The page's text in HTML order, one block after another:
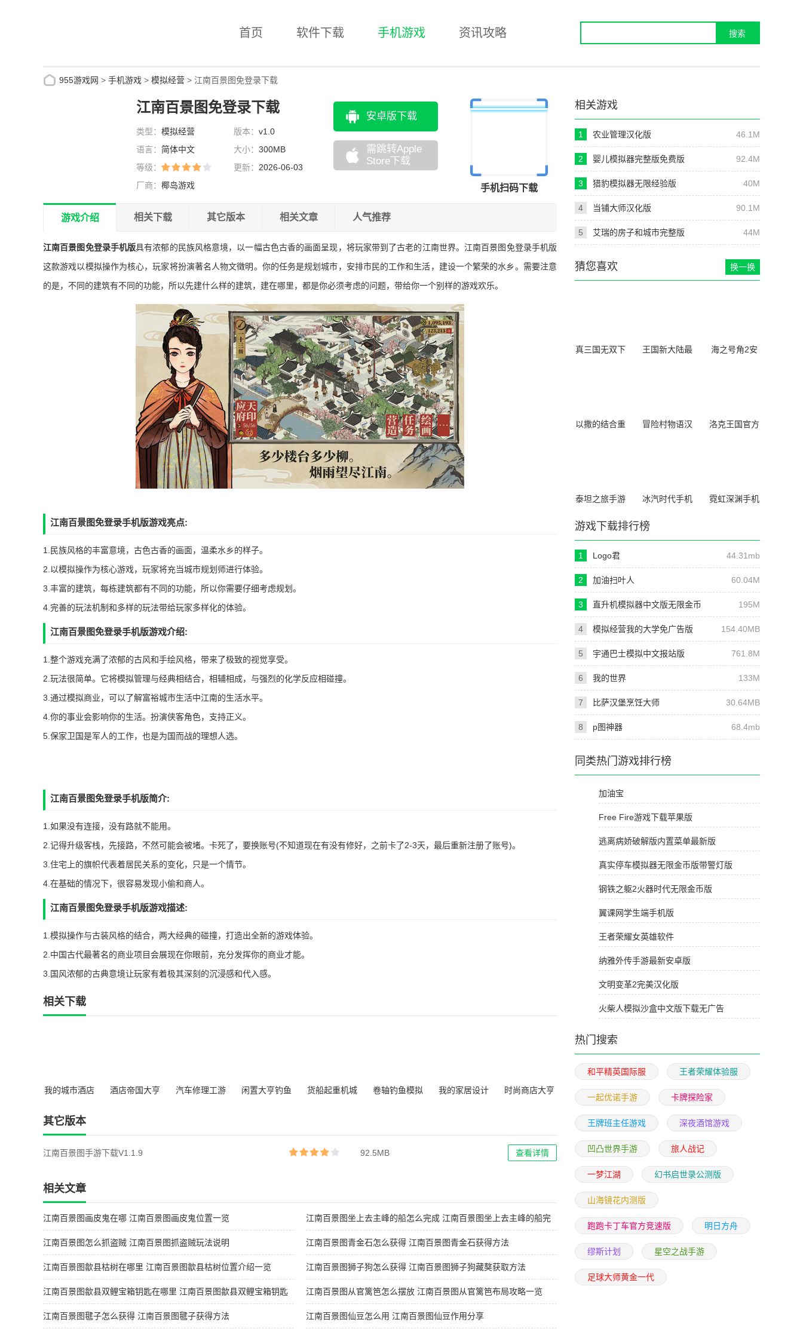
首页 软件下载 手机游戏 资讯攻略
955游戏网 > 手机游戏 > 模拟经营 > 江南百景图免登录下载
江南百景图免登录下载
类型： 模拟经营 版本： v1.0
语言： 简体中文 大小： 300MB
等级：
更新： 2026-06-03
厂商： 椰岛游戏
安卓版下载
需跳转Apple
Store下载
手机扫码下载
游戏介绍 相关下载 其它版本 相关文章 人气推荐
江南百景图免登录手机版具有浓郁的民族风格意境，以一幅古色古香的画面呈现，将玩家带到了古老的江南世界。江南百景图免登录手机版
这款游戏以模拟操作为核心，玩家将扮演著名人物文徵明。你的任务是规划城市，安排市民的工作和生活，建设一个繁荣的水乡。需要注意
的是，不同的建筑有不同的功能，所以先建什么样的建筑，建在哪里，都是你必须考虑的问题，带给你一个别样的游戏欢乐。
江南百景图免登录手机版游戏亮点:
1.民族风格的丰富意境，古色古香的画面，温柔水乡的样子。
2.以模拟操作为核心游戏，玩家将充当城市规划师进行体验。
3.丰富的建筑，每栋建筑都有不同的功能，所以你需要仔细考虑规划。
4.完善的玩法机制和多样的玩法带给玩家多样化的体验。
江南百景图免登录手机版游戏介绍:
1.整个游戏充满了浓郁的古风和手绘风格，带来了极致的视觉享受。
2.玩法很简单。它将模拟管理与经典相结合，相辅相成，与强烈的化学反应相碰撞。
3.通过模拟商业，可以了解富裕城市生活中江南的生活水平。
4.你的事业会影响你的生活。扮演侠客角色，支持正义。
5.保家卫国是军人的工作，也是为国而战的理想人选。
江南百景图免登录手机版简介:
1.如果没有连接，没有路就不能用。
2.记得升级客栈，先接路，不然可能会被堵。卡死了，要换账号(不知道现在有没有修好，之前卡了2-3天，最后重新注册了账号)。
3.住宅上的旗帜代表着居民关系的变化，只是一个情节。
4.在基础的情况下，很容易发现小偷和商人。
江南百景图免登录手机版游戏描述:
1.模拟操作与古装风格的结合，两大经典的碰撞，打造出全新的游戏体验。
2.中国古代最著名的商业项目会展现在你眼前，充分发挥你的商业才能。
3.国风浓郁的古典意境让玩家有着极其深刻的沉浸感和代入感。
相关下载
我的城市酒店
酒店帝国大亨
汽车修理工游
闲置大亨钓鱼
货船起重机城
卷轴钓鱼模拟
我的家居设计
时尚商店大亨
其它版本
江南百景图手游下载V1.1.9 92.5MB 查看详情
相关文章
江南百景图画皮鬼在哪 江南百景图画皮鬼位置一览 江南百景图坐上去主峰的船怎么完成 江南百景图坐上去主峰的船完
成方法攻略一览
江南百景图怎么抓盗贼 江南百景图抓盗贼玩法说明 江南百景图青金石怎么获得 江南百景图青金石获得方法
江南百景图歙县枯树在哪里 江南百景图歙县枯树位置介绍一览 江南百景图狮子狗怎么获得 江南百景图狮子狗藏獒获取方法
江南百景图歙县双鲤宝箱钥匙在哪里 江南百景图歙县双鲤宝箱钥匙
位置大全
江南百景图从官篱笆怎么摆放 江南百景图从官篱笆布局攻略一览
江南百景图毽子怎么获得 江南百景图毽子获得方法 江南百景图仙豆怎么用 江南百景图仙豆作用分享
相关游戏
46.1M
1 农业管理汉化版
92.4M
2 婴儿模拟器完整版免费版
40M
3 猎豹模拟器无限经验版
90.1M
4 当铺大师汉化版
44M
5 艾瑞的房子和城市完整版
猜您喜欢 换一换
真三国无双下
王国新大陆最
海之号角2安
以撒的结合重
冒险村物语汉
洛克王国官方
泰坦之旅手游
冰汽时代手机
霓虹深渊手机
游戏下载排行榜
44.31mb
1 Logo君
60.04M
2 加油扫叶人
195M
3 直升机模拟器中文版无限金币
154.40MB
4 模拟经营我的大学免广告版
761.8M
5 宇通巴士模拟中文报站版
133M
6 我的世界
30.64MB
7 比萨汉堡烹饪大师
68.4mb
8 p图神器
同类热门游戏排行榜
加油宝
Free Fire游戏下载苹果版
逃离病娇破解版内置菜单最新版
真实停车模拟器无限金币版带警灯版
钢铁之躯2火器时代无限金币版
翼课网学生端手机版
王者荣耀女英雄软件
纳雅外传手游最新安卓版
文明变革2完美汉化版
火柴人模拟沙盒中文版下载无广告
热门搜索
和平精英国际服 王者荣耀体验服
一起优诺手游 卡牌探险家
王牌班主任游戏 深夜酒馆游戏
凹凸世界手游 旅人战记
一梦江湖 幻书启世录公测版
山海镜花内测版
跑跑卡丁车官方竞速版 明日方舟
缪斯计划 星空之战手游
足球大师黄金一代